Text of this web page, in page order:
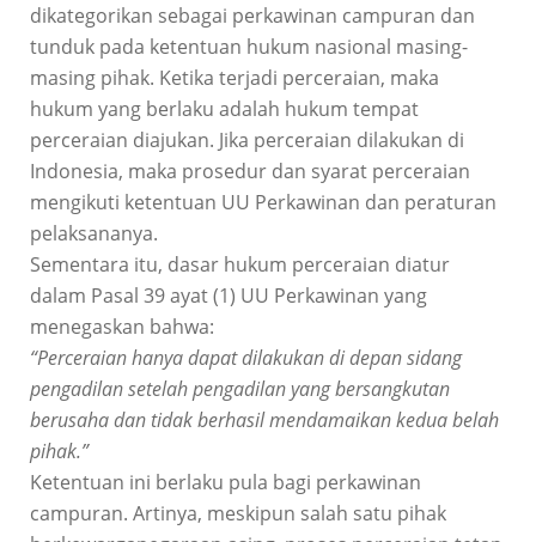
dikategorikan sebagai perkawinan campuran dan
tunduk pada ketentuan hukum nasional masing-
masing pihak. Ketika terjadi perceraian, maka
hukum yang berlaku adalah hukum tempat
perceraian diajukan. Jika perceraian dilakukan di
Indonesia, maka prosedur dan syarat perceraian
mengikuti ketentuan UU Perkawinan dan peraturan
pelaksananya.
Sementara itu, dasar hukum perceraian diatur
dalam Pasal 39 ayat (1) UU Perkawinan yang
menegaskan bahwa:
“Perceraian hanya dapat dilakukan di depan sidang
pengadilan setelah pengadilan yang bersangkutan
berusaha dan tidak berhasil mendamaikan kedua belah
pihak.”
Ketentuan ini berlaku pula bagi perkawinan
campuran. Artinya, meskipun salah satu pihak